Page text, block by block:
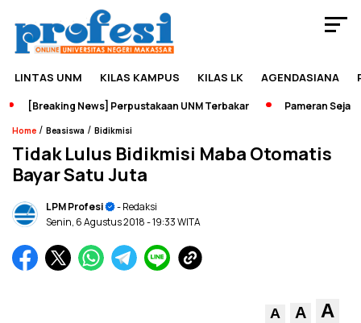
LINTAS UNM KILAS KAMPUS KILAS LK AGENDASIANA
[Breaking News] Perpustakaan UNM Terbakar Pameran Sejarah
Home / Beasiswa / Bidikmisi
Tidak Lulus Bidikmisi Maba Otomatis
Bayar Satu Juta
LPM Profesi
- Redaksi
Senin, 6 Agustus 2018- 19:33 WITA
A A A